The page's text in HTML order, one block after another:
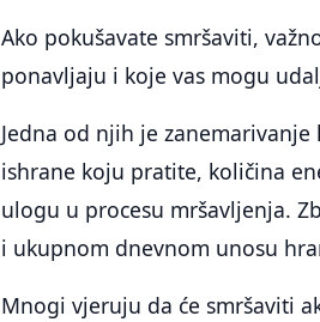
Ako pokušavate smršaviti,
ponavljaju i koje vas mogu
Jedna od njih je
ishrane koju pratite, količina
ulogu u procesu mršavljenja.
i ukupnom dnevnom unosu
Mnogi vjeruju da će smršaviti